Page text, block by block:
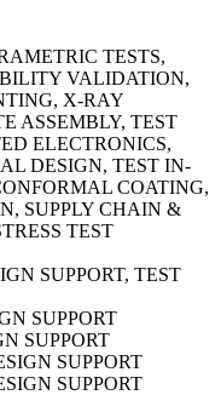
TESTS,
VALIDATION,
X-RAY
ASSEMBLY, TEST
ELECTRONICS,
DESIGN, TEST IN-
COATING,
SUPPLY CHAIN &
TEST
SUPPORT, TEST
SUPPORT
SUPPORT
SUPPORT
SUPPORT